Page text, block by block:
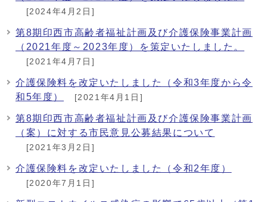
[2024年4月2日]
第8期印西市高齢者福祉計画及び介護保険事業計画
（2021年度～2023年度）を策定いたしました。
[2021年4月7日]
介護保険料を改定いたしました（令和3年度から令
和5年度）
[2021年4月1日]
第8期印西市高齢者福祉計画及び介護保険事業計画
（案）に対する市民意見公募結果について
[2021年3月2日]
介護保険料を改定いたしました（令和2年度）
[2020年7月1日]